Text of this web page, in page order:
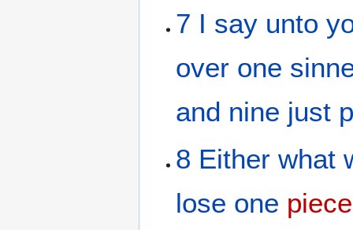
7 I say unto
over one
and nine just
8 Either what
lose one piece